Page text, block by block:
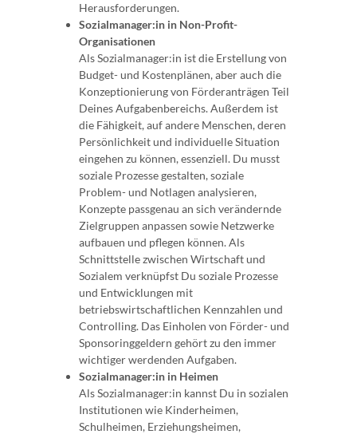
Herausforderungen.
Sozialmanager:in in Non-Profit-
Organisationen
Als Sozialmanager:in ist die Erstellung von
Budget- und Kostenplänen, aber auch die
Konzeptionierung von Förderanträgen Teil
Deines Aufgabenbereichs. Außerdem ist
die Fähigkeit, auf andere Menschen, deren
Persönlichkeit und individuelle Situation
eingehen zu können, essenziell. Du musst
soziale Prozesse gestalten, soziale
Problem- und Notlagen analysieren,
Konzepte passgenau an sich verändernde
Zielgruppen anpassen sowie Netzwerke
aufbauen und pflegen können. Als
Schnittstelle zwischen Wirtschaft und
Sozialem verknüpfst Du soziale Prozesse
und Entwicklungen mit
betriebswirtschaftlichen Kennzahlen und
Controlling. Das Einholen von Förder- und
Sponsoringgeldern gehört zu den immer
wichtiger werdenden Aufgaben.
Sozialmanager:in in Heimen
Als Sozialmanager:in kannst Du in sozialen
Institutionen wie Kinderheimen,
Schulheimen, Erziehungsheimen,